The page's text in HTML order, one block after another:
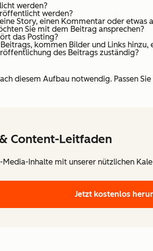
werden?
werden?
Story, einen Kommentar oder etwas
Sie mit dem Beitrag ansprechen?
das Posting?
kommen Bilder und Links hinzu,
des Beitrags zuständig?
diesem Aufbau notwendig. Passen
Content-Leitfaden
Media-Inhalte mit unserer nützlichen
Jetzt kostenlos